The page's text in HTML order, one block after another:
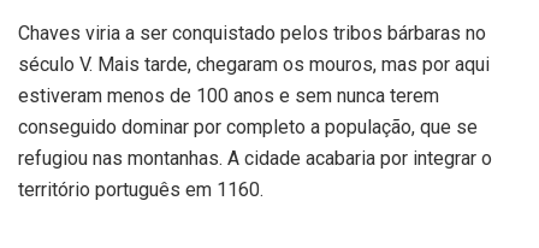
Chaves viria a ser conquistado pelos tribos bárbaras no
século V. Mais tarde, chegaram os mouros, mas por aqui
estiveram menos de 100 anos e sem nunca terem
conseguido dominar por completo a população, que se
refugiou nas montanhas. A cidade acabaria por integrar o
território português em 1160.